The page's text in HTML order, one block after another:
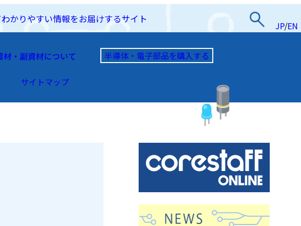
かりやすい情報をお届けするサイト
JP/EN
材・副資材について 半導体・電子部品を購入する
サイトマップ